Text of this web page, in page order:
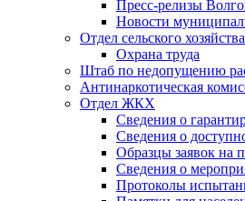
Пресс-релизы
Новости
Отдел сельского
Охрана труда
Штаб по недопущению
Антинаркотическая
Отдел ЖКХ
Сведения о
Сведения о
Образцы заявок на
Сведения о
Протоколы